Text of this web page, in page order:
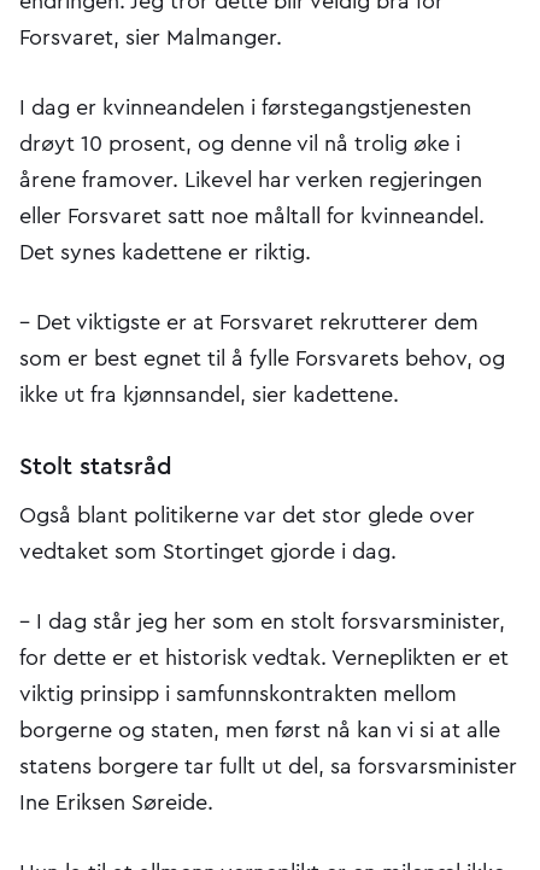
Forsvaret, sier Malmanger.
I dag er kvinneandelen i førstegangstjenesten
drøyt 10 prosent, og denne vil nå trolig øke i
årene framover. Likevel har verken regjeringen
eller Forsvaret satt noe måltall for kvinneandel.
Det synes kadettene er riktig.
– Det viktigste er at Forsvaret rekrutterer dem
som er best egnet til å fylle Forsvarets behov, og
ikke ut fra kjønnsandel, sier kadettene.
Stolt statsråd
Også blant politikerne var det stor glede over
vedtaket som Stortinget gjorde i dag.
– I dag står jeg her som en stolt forsvarsminister,
for dette er et historisk vedtak. Verneplikten er et
viktig prinsipp i samfunnskontrakten mellom
borgerne og staten, men først nå kan vi si at alle
statens borgere tar fullt ut del, sa forsvarsminister
Ine Eriksen Søreide.